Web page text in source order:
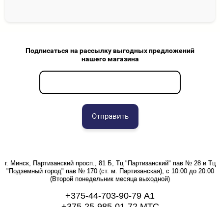
Подписаться на рассылку выгодных предложений
нашего магазина
Отправить
г. Минск, Партизанский просп., 81 Б, Тц "Партизанский" пав № 28 и Тц
"Подземный город" пав № 170 (ст. м. Партизанская), с 10:00 до 20:00
(Второй понедельник месяца выходной)
+375-44-703-90-79 А1